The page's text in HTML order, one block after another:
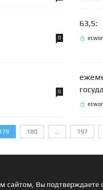
0
63,5:
0
180 ... 197
сайтом, Вы подтверждаете